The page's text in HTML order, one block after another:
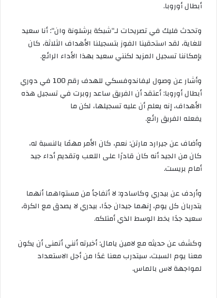
أبطالأوروبا.
وتحدث فليك فيتصريحات لـ“شبكةبرشلونة وان“:أنا سعيد
للغاية، لقد استحقينا الفوز بتسجيلنا الأهداف الثلاثة، كان
بإمكانناتسجيل المزيد لكننيسعيدبهذا الأداء الرائع.
وأشارعن وصول ليفاندوفسكي للهدف رقم فيدوري
أبطالأوروبا:أعتقدأن الفريقساعد روبرت فيتسجيلهذه
الأهداف،إنهيعلمأنعليهتسجيلها، لكنما
يفعله الفريق رائع.
وأضافعنجيرارد مارتن: نعم، كان الأمرمهمًا بالنسبة له،
كانمن الجيدأنه كان قادرًا على اللعب وتقديمأداءجيد
أمامبريست.
وأردفعنبيدري وكاسادو: لاأتفاجأمنمستواهماأنهما
يتدربان كليوم،إنهماجيدانجدًا، بيدريلايصدقمع الكرة،
سعيدجدًا بخط الوسط الذيأمتلكه.
وكشفعنحديثهمعلامينيامال:أخبرتهأننيأتمنىأنيكون
معنا يوم السبت، سيتدربمعنا غدًا منأجل الاستعداد
لمواجهةلاسبالماس.